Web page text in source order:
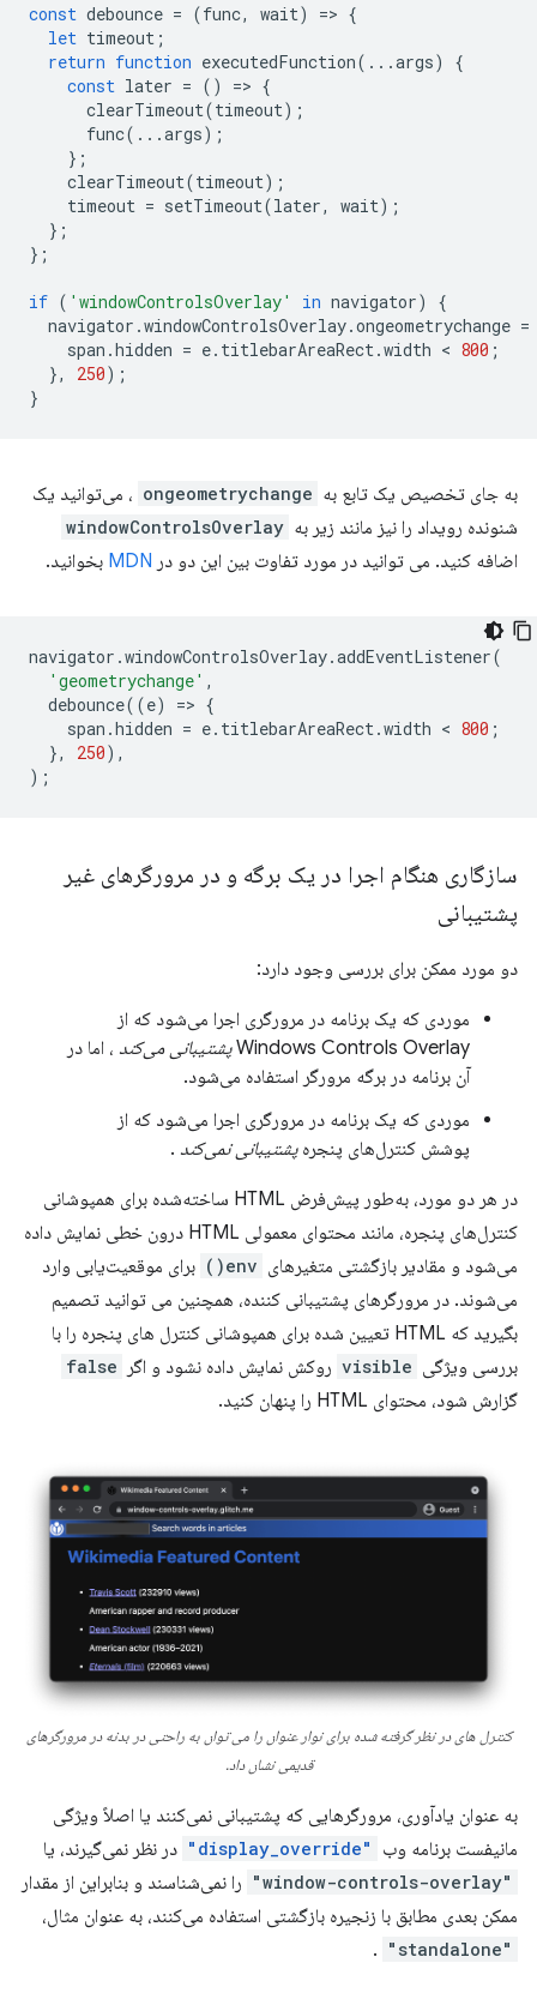
const debounce = (func, wait) => {
let timeout ;
return function executedFunction(...args)
{
const later = () => {
clearTimeout(timeout);
func(...args);
};
clearTimeout(timeout);
timeout = setTimeout(later, wait);
};
};
if ( 'windowControlsOverlay' in navigator)
{
navigator .windowControlsOverlay.ongeometrychange =
span .hidden = e. titlebarAreaRect .width < 800 ;
},
250);
}
به جای تخصیص یک تابع به ongeometrychange ، می‌توانید یک
شنونده رویداد را نیز مانند زیر به windowControlsOverlay
اضافه کنید. می توانید در مورد تفاوت بین این دو در MDN بخوانید.
navigator .windowControlsOverlay.addEventListener(
'geometrychange' ,
debounce((e) => {
span .hidden = e. titlebarAreaRect .width < 800 ;
},
250),
);
سازگاری هنگام اجرا در یک برگه و در مرورگرهای غیر
پشتیبانی
دو مورد ممکن برای بررسی وجود دارد:
موردی که یک برنامه در مرورگری اجرا می‌شود که از
Windows Controls Overlay پشتیبانی می‌کند ، اما در
آن برنامه در برگه مرورگر استفاده می‌شود.
موردی که یک برنامه در مرورگری اجرا می‌شود که از
پوشش کنترل‌های پنجرهپشتیبانی نمی‌کند .
در هر دو مورد، به‌طور پیش‌فرض HTML ساخته‌شده برای همپوشانی
کنترل‌های پنجره، مانند محتوای معمولی HTML درون خطی نمایش داده
می‌شود و مقادیر بازگشتی متغیرهای env()
برای موقعیت‌یابی وارد
می‌شوند. در مرورگرهای پشتیبانی کننده، همچنین می توانید تصمیم
بگیرید که HTML تعیین شده برای همپوشانی کنترل های پنجره را با
بررسی ویژگی visible روکش نمایش داده نشود و اگر false
گزارش شود، محتوای HTML را پنهان کنید.
کنترل های در نظر گرفته شده برای نوار عنوان را می توان به راحتی در بدنه در مرورگرهای
قدیمی نشان داد.
به عنوان یادآوری، مرورگرهایی که پشتیبانی نمی‌کنند یا اصلاً ویژگی
مانیفست برنامه وب
"display_override" در نظر نمی‌گیرند، یا
"window-controls-overlay"
را نمی‌شناسند و بنابراین از مقدار
ممکن بعدی مطابق با زنجیره بازگشتی استفاده می‌کنند، به عنوان مثال،
"standalone"
.